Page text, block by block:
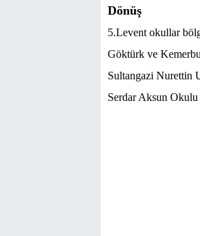
Dönüş
5.Levent okullar
Göktürk ve
Sultangazi Nurettin
Serdar Aksun